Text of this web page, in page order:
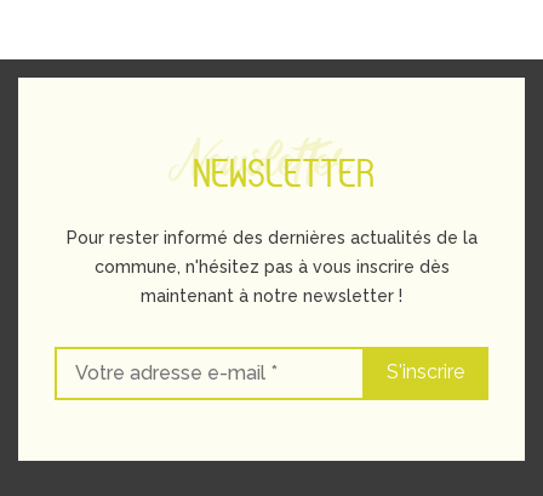
Newsletter
NEWSLETTER
Pour rester informé des dernières actualités de la
commune, n'hésitez pas à vous inscrire dès
maintenant à notre newsletter !